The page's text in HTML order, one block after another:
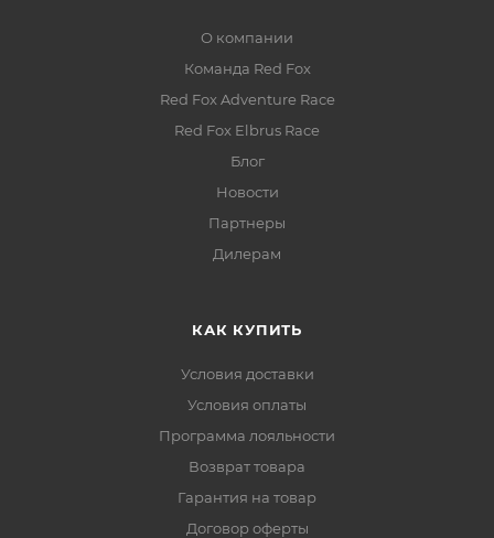
О компании
Команда Red Fox
Red Fox Adventure Race
Red Fox Elbrus Race
Блог
Новости
Партнеры
Дилерам
КАК КУПИТЬ
Условия доставки
Условия оплаты
Программа лояльности
Возврат товара
Гарантия на товар
Договор оферты